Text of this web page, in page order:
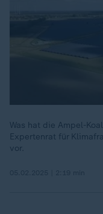
Was hat die Ampel-
Expertenrat für
vor.